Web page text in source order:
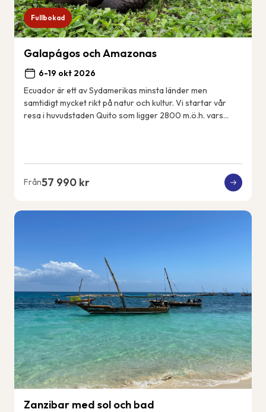
Fullbokad
Galapágos och Amazonas
6-19 okt 2026
Ecuador är ett av Sydamerikas minsta länder men
samtidigt mycket rikt på natur och kultur. Vi startar vår
resa i huvudstaden Quito som ligger 2800 m.ö.h. vars
Från57 990 kr
Zanzibar med sol och bad